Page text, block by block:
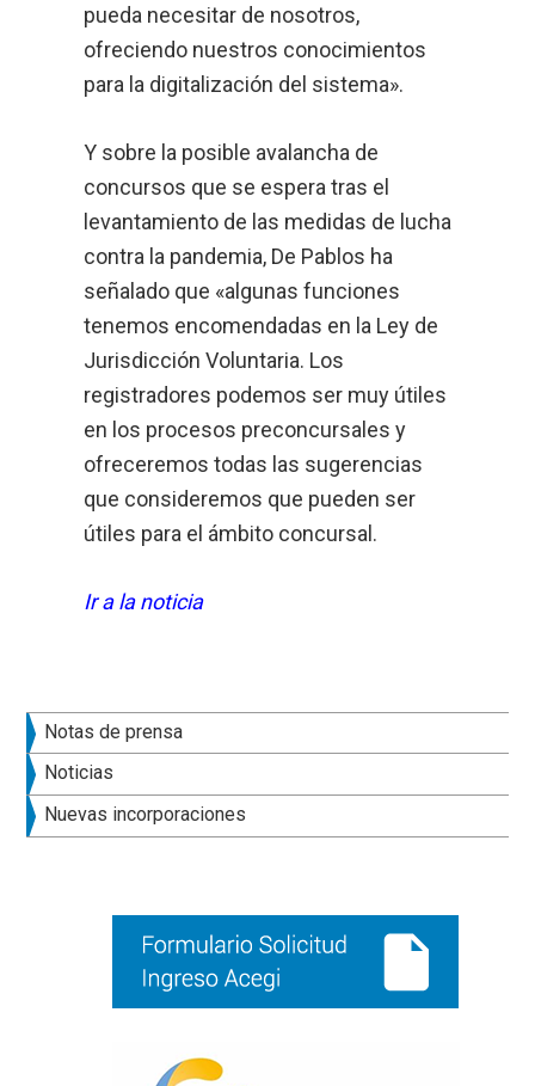
pueda necesitar de nosotros,
ofreciendo nuestros conocimientos
para la digitalización del sistema».
Y sobre la posible avalancha de
concursos que se espera tras el
levantamiento de las medidas de lucha
contra la pandemia, De Pablos ha
señalado que «algunas funciones
tenemos encomendadas en la Ley de
Jurisdicción Voluntaria. Los
registradores podemos ser muy útiles
en los procesos preconcursales y
ofreceremos todas las sugerencias
que consideremos que pueden ser
útiles para el ámbito concursal.
Ir a la noticia
Barra
lateral
principal
Notas de prensa
Noticias
Nuevas incorporaciones